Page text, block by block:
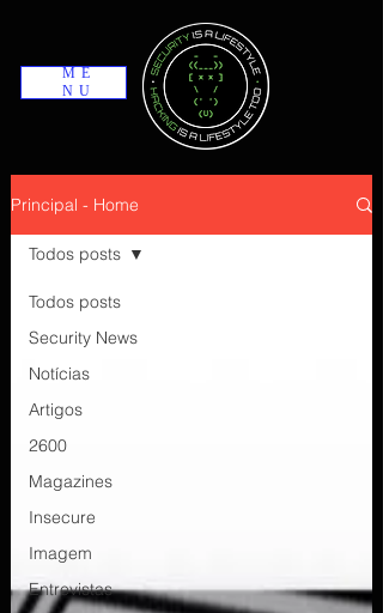
ME
NU
Principal - Home
Todos posts
Security News
Notícias
Artigos
2600
Magazines
Insecure
Imagem
Entrevistas
Todos posts